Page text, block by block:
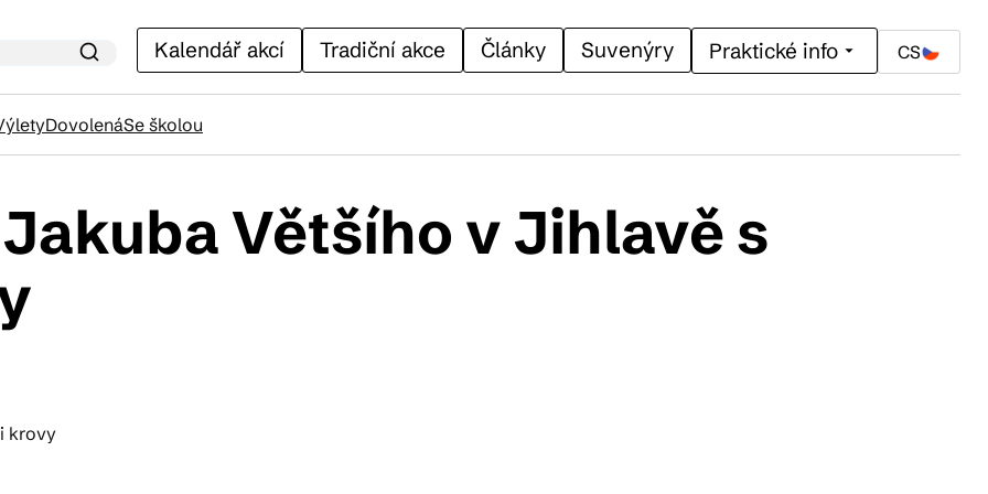
Kalendář akcí Tradiční akce Články Suvenýry Praktické info CS
DovolenáSe školou
akcí
akce
Většího v Jihlavě s